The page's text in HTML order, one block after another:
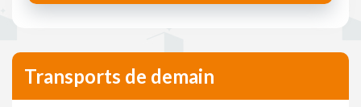
Transports de demain